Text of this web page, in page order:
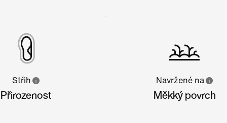
Střih
Přirozenost
Navržené na
Měkký povrch